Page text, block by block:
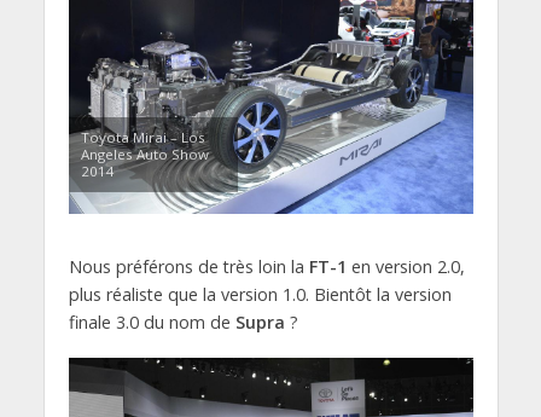
Toyota Mirai – Los
Angeles Auto Show
2014
Nous préférons de très loin la FT-1 en version 2.0,
plus réaliste que la version 1.0. Bientôt la version
finale 3.0 du nom de Supra ?